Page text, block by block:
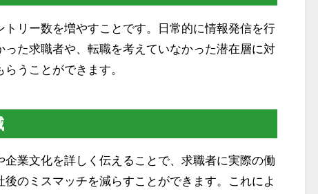
リー数を増やすことです。日常的に情報発信を行
った求職者や、転職を考えていなかった潜在層に対
うことができます。
業文化を詳しく伝えることで、求職者に実際の働
のミスマッチを減らすことができます。これによ